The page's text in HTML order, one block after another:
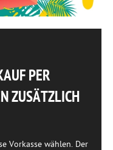
PER
ZUSÄTZLICH
Vorkasse wählen. Der